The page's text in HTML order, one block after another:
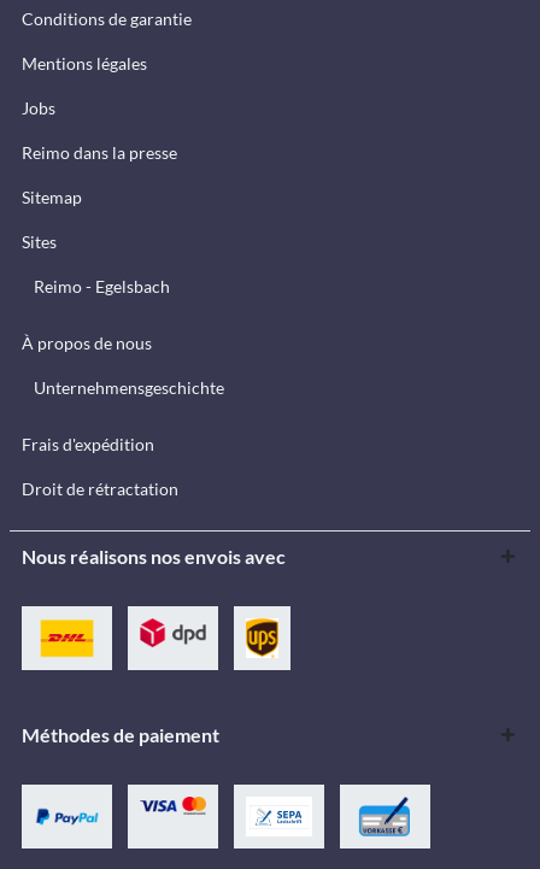
Conditions de garantie
Mentions légales
Jobs
Reimo dans la presse
Sitemap
Sites
Reimo - Egelsbach
À propos de nous
Unternehmensgeschichte
Frais d'expédition
Droit de rétractation
Nous réalisons nos envois avec
Méthodes de paiement